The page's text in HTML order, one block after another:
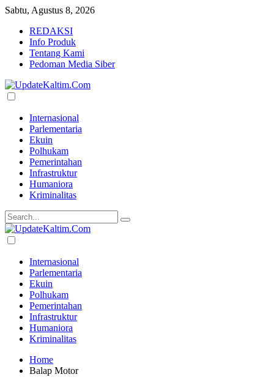
Sabtu, Agustus 8, 2026
REDAKSI
Info Produk
Tentang Kami
Pedoman Media Siber
Internasional
Parlementaria
Ekuin
Polhukam
Pemerintahan
Infrastruktur
Humaniora
Kriminalitas
Internasional
Parlementaria
Ekuin
Polhukam
Pemerintahan
Infrastruktur
Humaniora
Kriminalitas
Home
Balap Motor